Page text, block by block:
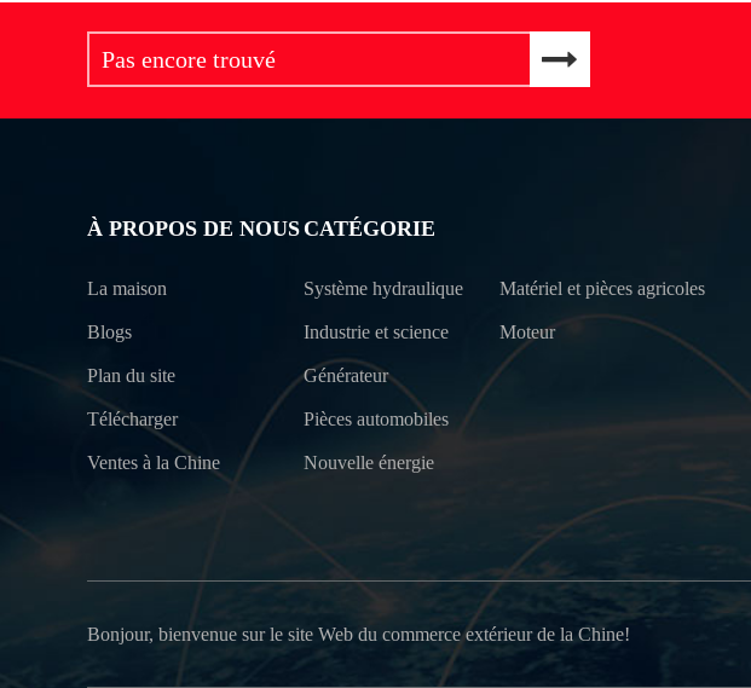
À PROPOS DE NOUS
La maison
Blogs
Plan du site
Télécharger
Ventes à la Chine
CATÉGORIE
Système hydraulique
Industrie et science
Générateur
Pièces automobiles
Nouvelle énergie
Matériel et pièces agricoles
Moteur
Bonjour, bienvenue sur le site Web du commerce extérieur de la Chine!